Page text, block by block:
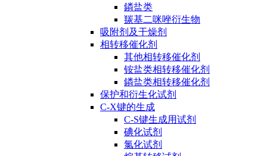
鏻盐类
羰基二咪唑衍生物
吸附剂及干燥剂
相转移催化剂
其他相转移催化剂
铵盐类相转移催化剂
鏻盐类相转移催化剂
保护和衍生化试剂
C-X键的生成
C-S键生成用试剂
碘化试剂
氯化试剂